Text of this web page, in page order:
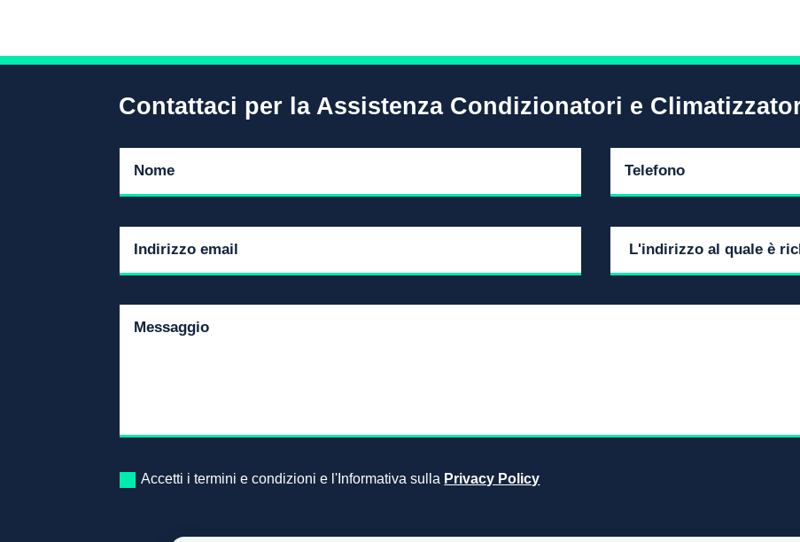
Contattaci per la Assistenza Condizionatori e
Accetti i termini e condizioni e l'Informativa sulla Privacy Policy